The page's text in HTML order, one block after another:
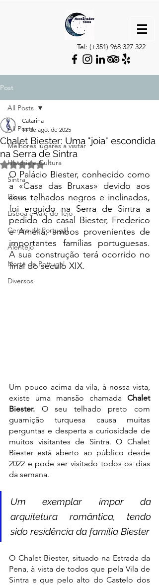
Tel: (+351) 968 327 322
Post
All Posts
Melhores lugares a visitar
Historia e Cultura
Sintra
Dicas
Lisboa e Vale do Tejo
Centro de Portugal
Alentejo
Norte de Portugal
Diversos
All Posts
Chalet Biester: Uma "joia" escondida
na Serra de Sintra
Catarina
11 de ago. de 2025
Avaliado com NaN de 5 estrelas.
O Palácio Biester, conhecido como
a «Casa das Bruxas» devido aos
seus telhados negros e inclinados,
foi erguido na Serra de Sintra a
pedido do casal Biester, Frederico
e Amélia, ambos provenientes de
importantes famílias portuguesas.
A sua construção terá ocorrido no
final do século XIX.
Um pouco acima da vila, à nossa vista,
existe uma mansão chamada Chalet
Biester. O seu telhado preto com
guarnição turquesa causa muitas
perguntas e desperta a curiosidade de
muitos visitantes de Sintra. O Chalet
Biester está aberto ao público desde
2022 e pode ser visitado todos os dias
da semana.
Um exemplar ímpar da
arquitetura romântica, tendo
sido residência da família Biester
O Chalet Biester, situado na Estrada da
Pena, à vista de todos que pela Vila de
Sintra e que pelo alto do Castelo dos